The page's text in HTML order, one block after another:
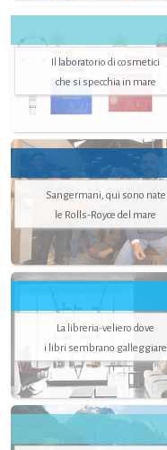
Il laboratorio di cosmetici
che si specchia in mare
Sangermani, qui sono nate
le Rolls-Royce del mare
La libreria-veliero dove
i libri sembrano galleggiare